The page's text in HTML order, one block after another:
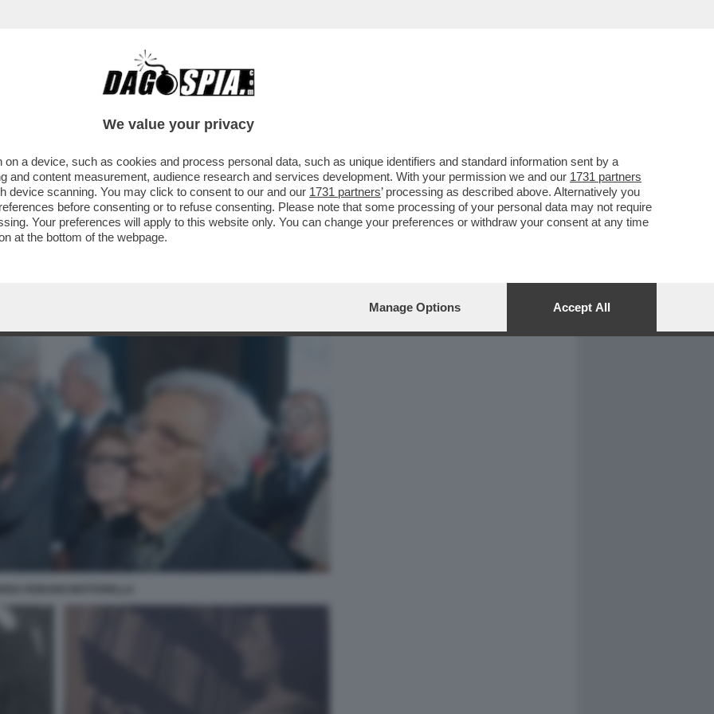
CAFONAL CRONACHE
CONTRO LA PACIFICAZIONE
AVEVA PREVISTO PER
We value your privacy
a device, such as cookies and process personal data, such as unique identifiers and standard information sent by a
and content measurement, audience research and services development. With your permission we and our 1731 partners
device scanning. You may click to consent to our and our 1731 partners’ processing as described above. Alternatively you
before consenting or to refuse consenting. Please note that some processing of your personal data may not require
Your preferences will apply to this website only. You can change your preferences or withdraw your consent at any time
at the bottom of the webpage.
Manage Options Accept All